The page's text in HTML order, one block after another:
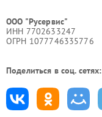
ООО "Русервис"
ИНН 7702633247
ОГРН 1077746335776
Поделиться в соц. сетях: